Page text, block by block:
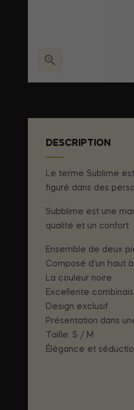

DESCRIPTION
Le terme Sublime
figuré dans des
Subblime est une
qualité et un confort
Ensemble de deux
Composé d'un haut
La couleur noire
Excellente
Design exclusif
Présentation dans
Taille: S / M
Élégance et